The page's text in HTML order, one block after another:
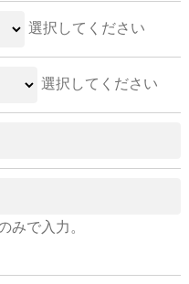
選択してください
選択してください
みで入力。